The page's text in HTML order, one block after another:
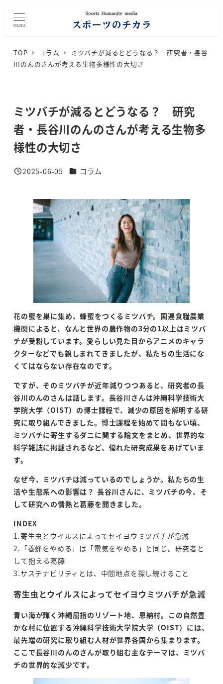
MENU
TOP コラム
ミツバチが減るとどうなる？ 研究者・長谷
川のんのさんが考える生物多様性の大切さ
ミツバチが減るとどうなる？ 研究
者・長谷川のんのさんが考える生物多
様性の大切さ
投稿日
2025-06-05 カテゴリー
コラム
花の蜜を巣に集め、蜂蜜をつくるミツバチ。国連食糧農業
機関によると、なんと世界の農作物の3分の1以上はミツバ
チが受粉しています。愛らしい見た目からアニメのキャラ
クターなどでも親しまれてきましたが、私たちの生活にな
くてはならない存在なのです。
ですが、そのミツバチが近年減りつつあると、研究者の長
谷川のんのさんは話します。長谷川さんは沖縄科学技術大
学院大学（OIST）の博士課程で、減少の原因を解明する研
究に取り組んできました。博士課程を始めて間もない頃、
ミツバチに寄生するダニに関する論文をまとめ、世界的な
科学雑誌に掲載されるなど、優れた研究成果をあげていま
す。
なぜ今、ミツバチは減っているのでしょうか。私たちの生
活や生態系への影響は？ 長谷川さんに、ミツバチの今、そ
して研究への情熱と葛藤を聞きました。
INDEX
1.寄生虫とウイルスによってセイヨウミツバチが急減
2.「養蜂をやめる」は「電気をやめる」と同じ。研究者と
して抱える葛藤
3.サステナビリティとは、中間地点を探し続けること
寄生虫とウイルスによってセイヨウミツバチが急減
青い海が輝く沖縄屈指のリゾート地、恩納村。この自然豊
かな村に位置する沖縄科学技術大学院大学（OIST）には、
最先端の研究に取り組む人材が世界各国から集まります。
ここで長谷川のんのさんが取り組む主なテーマは、ミツバ
チの世界的な減少です。